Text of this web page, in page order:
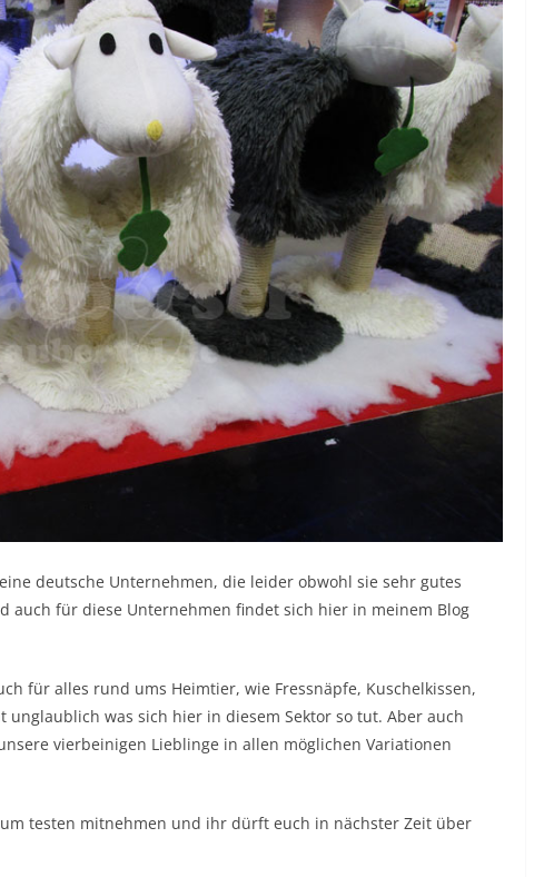
deutsche Unternehmen, die leider obwohl sie sehr gutes
auch für diese Unternehmen findet sich hier in meinem Blog
für alles rund ums Heimtier, wie Fressnäpfe, Kuschelkissen,
unglaublich was sich hier in diesem Sektor so tut. Aber auch
vierbeinigen Lieblinge in allen möglichen Variationen
testen mitnehmen und ihr dürft euch in nächster Zeit über